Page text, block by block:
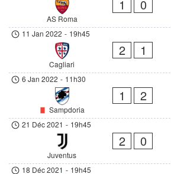
AS Roma
1 0
11 Jan 2022 - 19h45
Cagliari
2 1
6 Jan 2022 - 11h30
Sampdoria
1 2
21 Déc 2021 - 19h45
Juventus
2 0
18 Déc 2021 - 19h45